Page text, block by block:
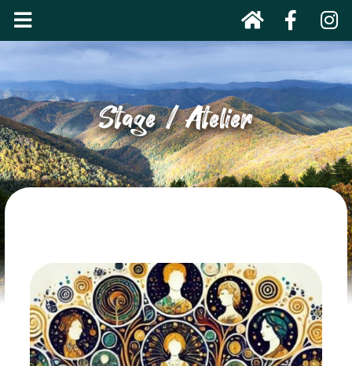
Stage / Atelier